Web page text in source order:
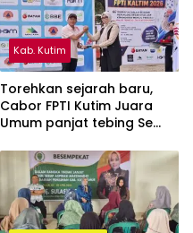
Kab. Kutim
Torehkan sejarah baru,
Cabor FPTI Kutim Juara
Umum panjat tebing Se